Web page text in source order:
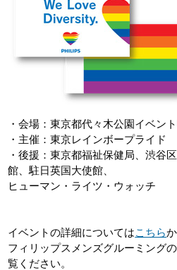
・会場：東京都代々木公園イベン
・主催：東京レインボープライド
・後援：東京都福祉保健局、渋谷
館、駐日英国大使館、
ヒューマン・ライツ・ウォッチ
イベントの詳細についてはこちら
フィリップスメンズグルーミング
覧ください。